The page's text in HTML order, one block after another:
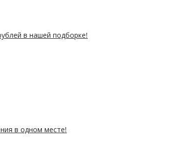
в нашей подборке!
в одном месте!